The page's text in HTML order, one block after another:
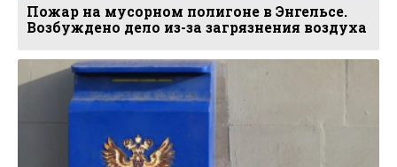
Пожар на мусорном полигоне в Энгельсе.
Возбуждено дело из-за загрязнения воздуха